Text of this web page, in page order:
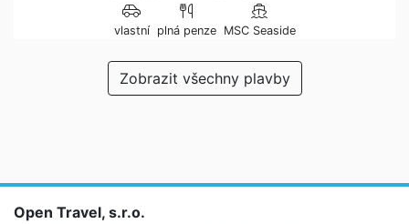
vlastní plná penze MSC Seaside
Zobrazit všechny plavby
Open Travel, s.r.o.